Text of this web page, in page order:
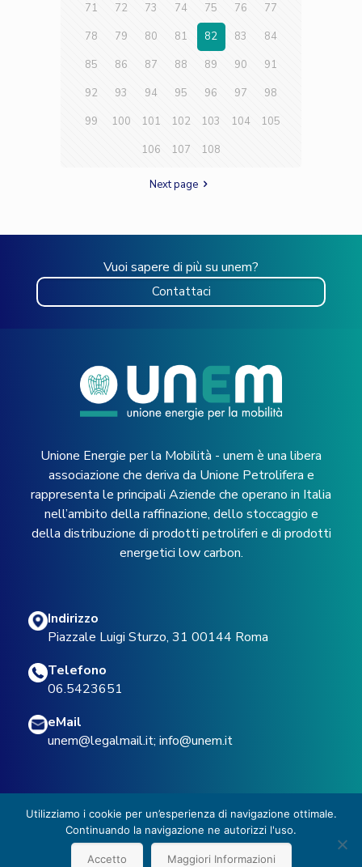
71
72 73 74 75 76
77
78
79 80 81 82 83
84
85
86 87 88 89 90
91
92
93 94 95 96 97
98
99
100 101 102 103 104
105
106
107 108
Next page
Vuoi sapere di più su unem?
Contattaci
Unione Energie per la Mobilità - unem è una libera
associazione che deriva da Unione Petrolifera e
rappresenta le principali Aziende che operano in Italia
nell’ambito della raffinazione, dello stoccaggio e
della distribuzione di prodotti petroliferi e di prodotti
energetici low carbon.
Indirizzo
Piazzale Luigi Sturzo, 31 00144 Roma
Telefono
06.5423651
eMail
unem@legalmail.it; info@unem.it
© 2022 UNEM -Privacy Policy
Utilizziamo i cookie per un’esperienza di navigazione ottimale.
Continuando la navigazione ne autorizzi l'uso.
Accetto Maggiori Informazioni